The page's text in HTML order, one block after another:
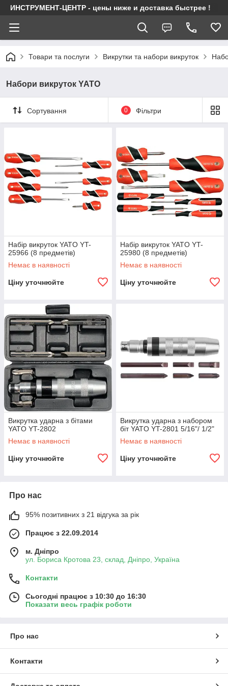
ИНСТРУМЕНТ-ЦЕНТР - цены ниже и доставка быстрее !
Товари та послуги Викрутки та набори викруток
Набори викруток YATO
Сортування 0 Фільтри
Набір викруток YATO YT-
25966 (8 предметів)
Немає в наявності
Ціну уточнюйте
Набір викруток YATO YT-
25980 (8 предметів)
Немає в наявності
Ціну уточнюйте
Викрутка ударна з бітами
YATO YT-2802
Немає в наявності
Ціну уточнюйте
Викрутка ударна з набором
біт YATO YT-2801 5/16"/ 1/2"
Немає в наявності
Ціну уточнюйте
Про нас
95% позитивних з 21 відгука за рік
Працює з 22.09.2014
м. Дніпро
ул. Бориса Кротова 23, склад, Дніпро, Україна
Контакти
Сьогодні працює з 10:30 до 16:30
Показати весь графік роботи
Про нас
Контакти